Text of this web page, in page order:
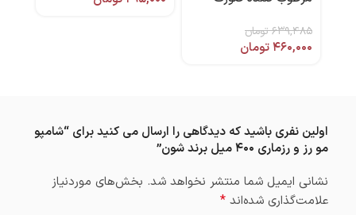
میل برند آردن آتوپیا
۶۳۹,۴۸۵تومان
۴۶۰,۰۰۰تومان
اولین نفری باشید که دیدگاهی را ارسال می کنید برای “شامپو
مو رز و رزماری ۴۰۰ میل برند شون”
نشانی ایمیل شما منتشر نخواهد شد. بخش‌های موردنیاز
علامت‌گذاری شده‌اند *